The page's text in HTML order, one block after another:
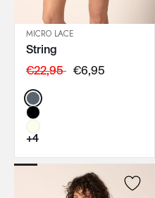
IN DEN WARENKORB
MICRO LACE
String
€22,95 €6,95
Color:
+4